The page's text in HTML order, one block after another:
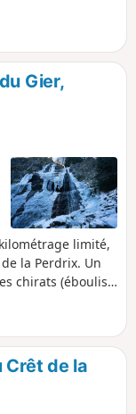
Gier,
limité,
la Perdrix. Un
chirats (éboulis
De très beaux
Rhône, la
du Bost
Crêt de la